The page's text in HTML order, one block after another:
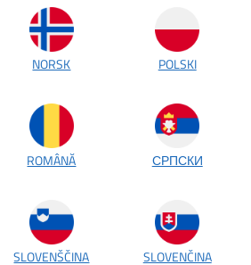
NORSK POLSKI
ROMÂNĂ СРПСКИ
SLOVENŠČINA SLOVENČINA